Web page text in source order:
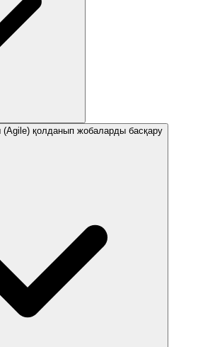
(Agile) қолданып жобаларды басқару